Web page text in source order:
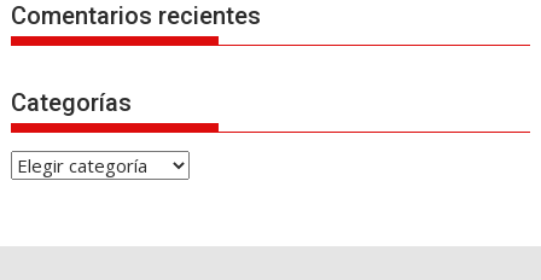
Comentarios recientes
Categorías
C
e